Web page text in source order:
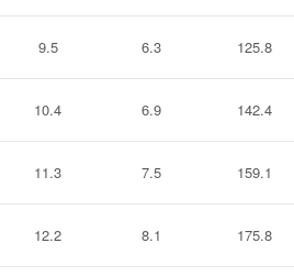
9.5 6.3 125.8
10.4 6.9 142.4
11.3 7.5 159.1
12.2 8.1 175.8